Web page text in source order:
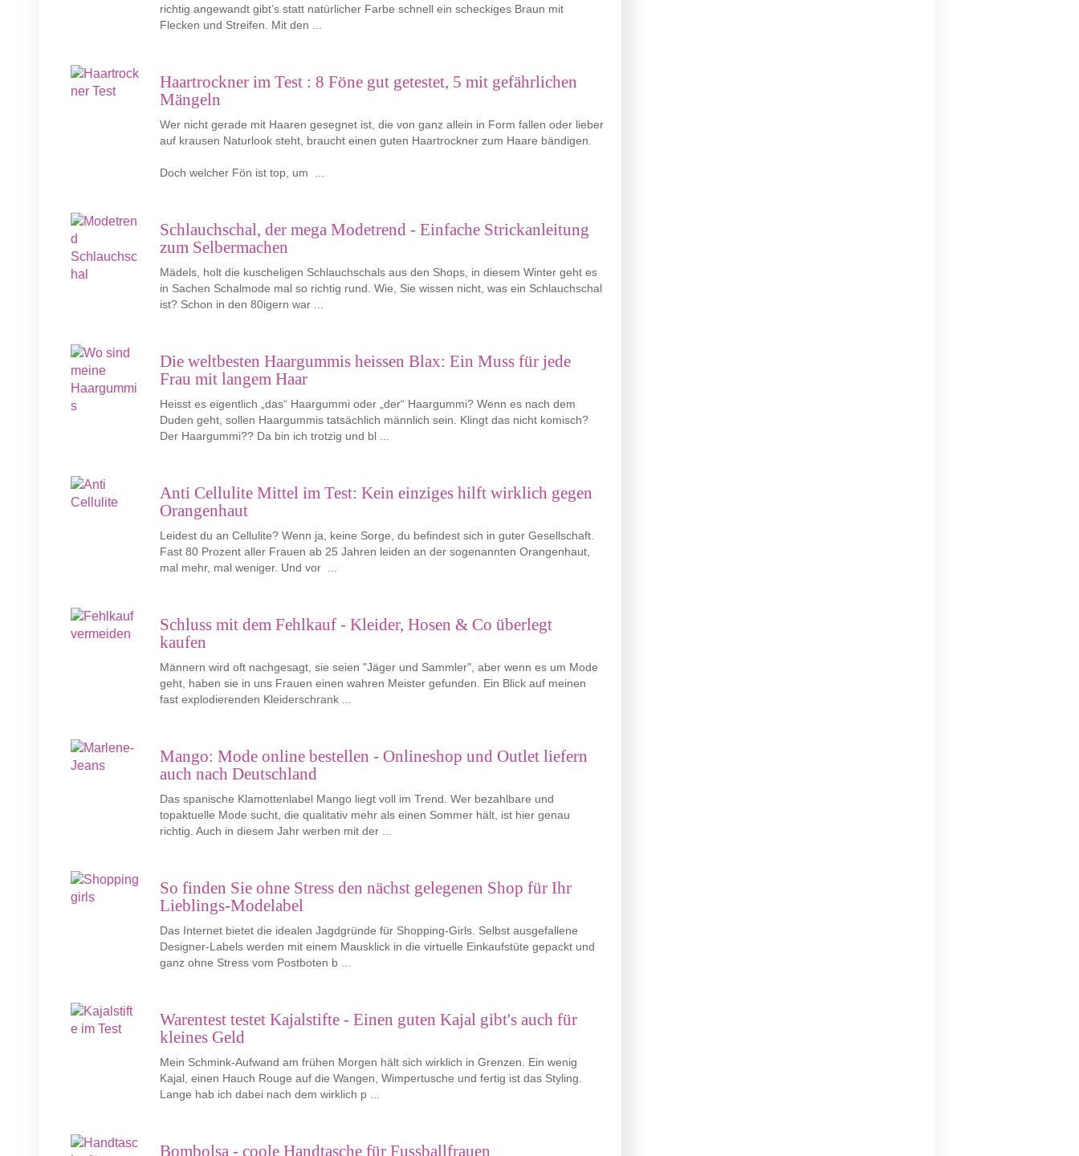
richtig angewandt gibt’s statt natürlicher Farbe schnell ein scheckiges Braun mit
Flecken und Streifen. Mit den ...
Haartrockner im Test : 8 Föne gut getestet, 5 mit gefährlichen
Mängeln
Wer nicht gerade mit Haaren gesegnet ist, die von ganz allein in Form fallen oder lieber
auf krausen Naturlook steht, braucht einen guten Haartrockner zum Haare bändigen.
Doch welcher Fön ist top, um ...
Schlauchschal, der mega Modetrend - Einfache Strickanleitung
zum Selbermachen
Mädels, holt die kuscheligen Schlauch­schals aus den Shops, in diesem Winter geht es
in Sachen Schalmode mal so richtig rund. Wie, Sie wissen nicht, was ein Schlauchschal
ist? Schon in den 80igern war ...
Die weltbesten Haargummis heissen Blax: Ein Muss für jede
Frau mit langem Haar
Heisst es eigentlich „das“ Haargummi oder „der“ Haargummi? Wenn es nach dem
Duden geht, sollen Haargummis tatsächlich männlich sein. Klingt das nicht komisch?
Der Haargummi?? Da bin ich trotzig und bl ...
Anti Cellulite Mittel im Test: Kein einziges hilft wirklich gegen
Orangenhaut
Leidest du an Cellulite? Wenn ja, keine Sorge, du befindest sich in guter Gesellschaft.
Fast 80 Prozent aller Frauen ab 25 Jahren leiden an der sogenannten Orangenhaut,
mal mehr, mal weniger. Und vor ...
Schluss mit dem Fehlkauf - Kleider, Hosen & Co überlegt
kaufen
Männern wird oft nachgesagt, sie seien "Jäger und Sammler", aber wenn es um Mode
geht, haben sie in uns Frauen einen wahren Meister gefunden. Ein Blick auf meinen
fast explodierenden Kleiderschrank ...
Mango: Mode online bestellen - Onlineshop und Outlet liefern
auch nach Deutschland
Das spanische Klamottenlabel Mango liegt voll im Trend. Wer bezahlbare und
topaktuelle Mode sucht, die qualitativ mehr als einen Sommer hält, ist hier genau
richtig. Auch in diesem Jahr werben mit der ...
So finden Sie ohne Stress den nächst gelegenen Shop für Ihr
Lieblings-Modelabel
Das Internet bietet die idealen Jagdgründe für Shopping-Girls. Selbst ausgefallene
Designer-Labels werden mit einem Mausklick in die virtuelle Einkaufstüte gepackt und
ganz ohne Stress vom Postboten b ...
Warentest testet Kajalstifte - Einen guten Kajal gibt's auch für
kleines Geld
Mein Schmink-Aufwand am frühen Morgen hält sich wirklich in Grenzen. Ein wenig
Kajal, einen Hauch Rouge auf die Wangen, Wimpertusche und fertig ist das Styling.
Lange hab ich dabei nach dem wirklich p ...
Bombolsa - coole Handtasche für Fussballfrauen